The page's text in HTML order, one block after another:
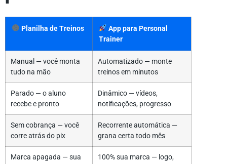
Planilha de Treinos
App para Personal
Trainer
Manual — você monta
tudo na mão
Automatizado — monte
treinos em minutos
Parado — o aluno
recebe e pronto
Dinâmico — vídeos,
notificações, progresso
Sem cobrança — você
corre atrás do pix
Recorrente automática —
grana certa todo mês
Marca apagada — sua
100% sua marca — logo,